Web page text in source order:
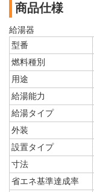
商品仕様
給湯器
型番
燃料種別
用途
給湯能力
給湯タイプ
外装
設置タイプ
寸法
省エネ基準達成率